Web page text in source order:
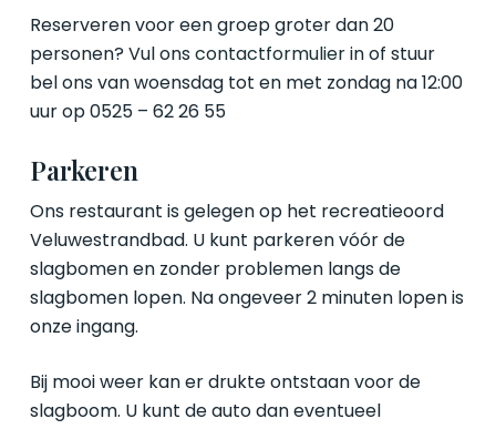
Reserveren voor een groep groter dan 20
personen? Vul onscontactformulierin of stuur
bel ons van woensdag tot en met zondag na 12:00
uur op 0525 – 62 26 55
Parkeren
Ons restaurant is gelegen op het recreatieoord
Veluwestrandbad. U kunt parkeren vóór de
slagbomen en zonder problemen langs de
slagbomen lopen. Na ongeveer 2 minuten lopen is
onze ingang.
Bij mooi weer kan er drukte ontstaan voor de
slagboom. U kunt de auto dan eventueel